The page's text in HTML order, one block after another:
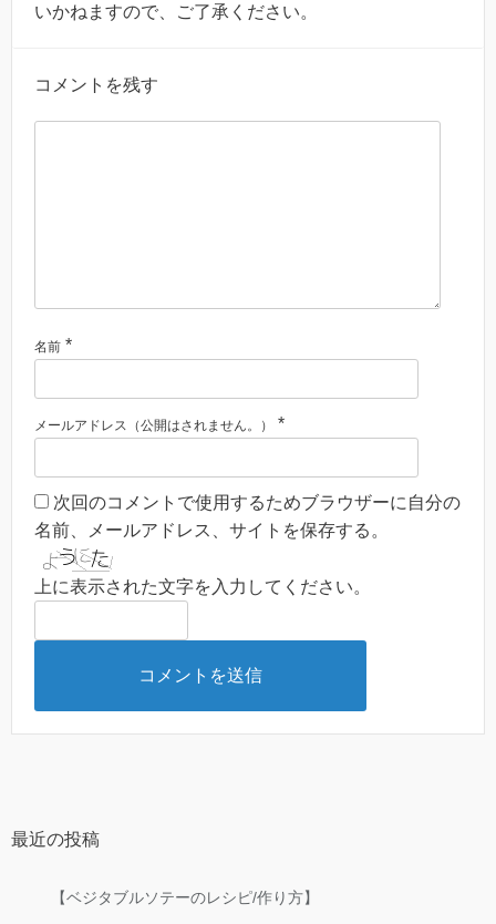
いかねますので、ご了承ください。
コメントを残す
名前 *
メールアドレス（公開はされません。） *
次回のコメントで使用するためブラウザーに自分の
名前、メールアドレス、サイトを保存する。
上に表示された文字を入力してください。
最近の投稿
【ベジタブルソテーのレシピ/作り方】